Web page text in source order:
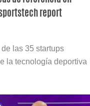
report
las 35 startups
la tecnología deportiva